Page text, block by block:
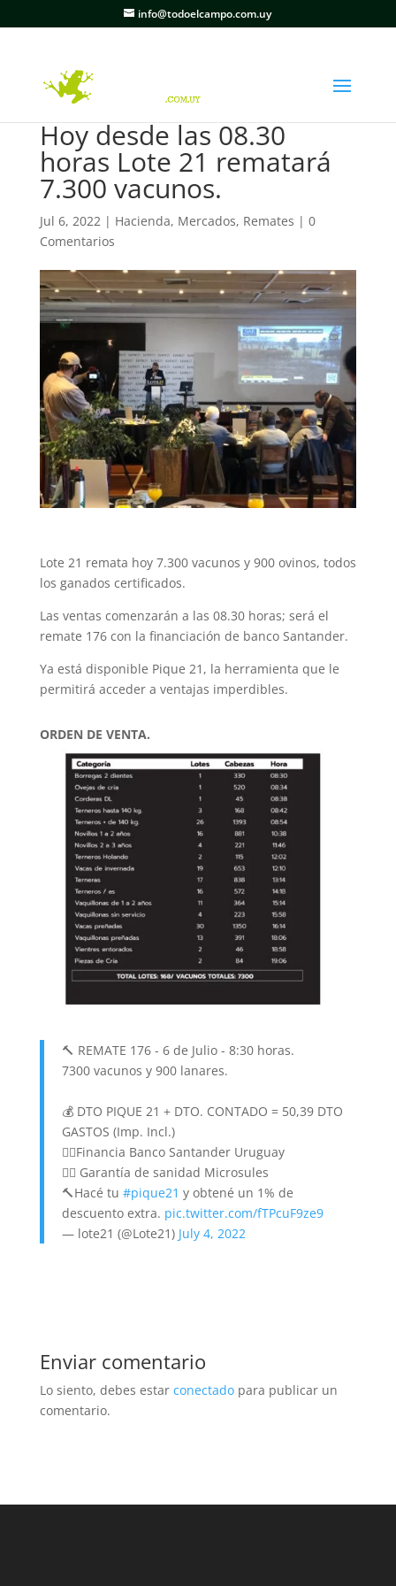
info@todoelcampo.com.uy
Hoy desde las 08.30
horas Lote 21 rematará
7.300 vacunos.
Jul 6, 2022| Hacienda, Mercados, Remates | 0
Comentarios
Lote 21 remata hoy 7.300 vacunos y 900 ovinos, todos
los ganados certificados.
Las ventas comenzarán a las 08.30 horas; será el
remate 176 con la financiación de banco Santander.
Ya está disponible Pique 21, la herramienta que le
permitirá acceder a ventajas imperdibles.
ORDEN DE VENTA.
🔨 REMATE 176 - 6 de Julio - 8:30 horas.
7300 vacunos y 900 lanares.
💰 DTO PIQUE 21 + DTO. CONTADO = 50,39 DTO
GASTOS (Imp. Incl.)
👉🏻Financia Banco Santander Uruguay
👉🏻 Garantía de sanidad Microsules
🔨Hacé tu #pique21 y obtené un 1% de
descuento extra. pic.twitter.com/fTPcuF9ze9
— lote21 (@Lote21) July 4, 2022
Enviar comentario
Lo siento, debes estar conectadopara publicar un
comentario.